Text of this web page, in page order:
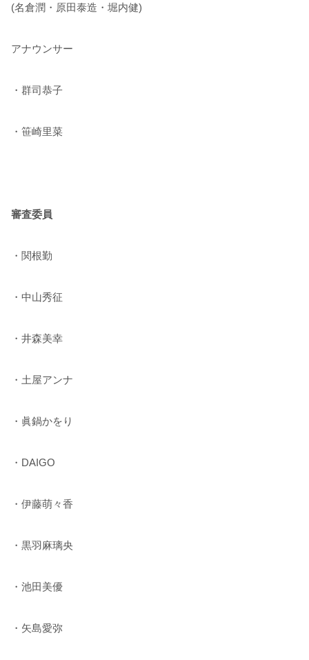
(名倉潤・原田泰造・堀内健)
アナウンサー
・群司恭子
・笹崎里菜
審査委員
・関根勤
・中山秀征
・井森美幸
・土屋アンナ
・眞鍋かをり
・DAIGO
・伊藤萌々香
・黒羽麻璃央
・池田美優
・矢島愛弥